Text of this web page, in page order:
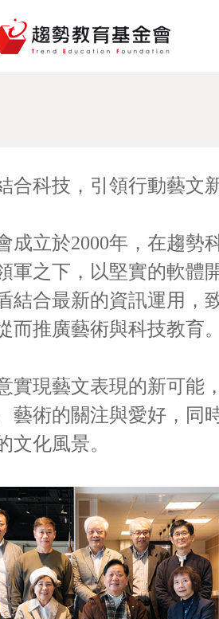
合科技，引領行動藝文
成立於2000年，在趨勢
軍之下，以堅實的軟體
結合最新的資訊運用，
而推廣藝術與科技教育
實現藝文表現的新可能
藝術的關注與愛好，同
文化風景。